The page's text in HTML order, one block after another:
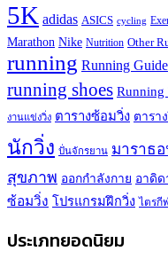
5K adidas ASICS cycling
Marathon Nike Nutrition Other
running Running Guide
running shoes Running
งานแข่งวิ่ง ตารางซ้อมวิ่ง ตารา
นักวิ่ง ปั่นจักรยาน มาราธ
สุขภาพ ออกกำลังกาย อาดิด
ซ้อมวิ่ง โปรแกรมฝึกวิ่ง ไตรกี
ประเภทยอดนิยม